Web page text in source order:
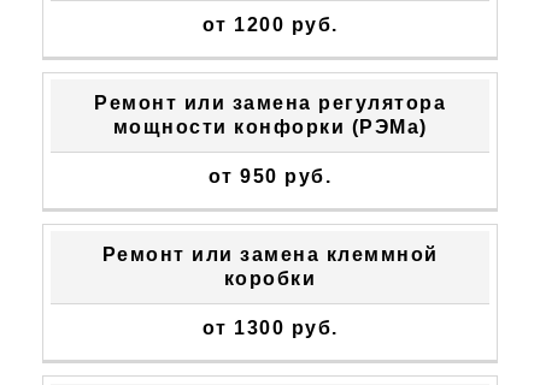
от 1200 руб.
Ремонт или замена регулятора
мощности конфорки (РЭМа)
от 950 руб.
Ремонт или замена клеммной
коробки
от 1300 руб.